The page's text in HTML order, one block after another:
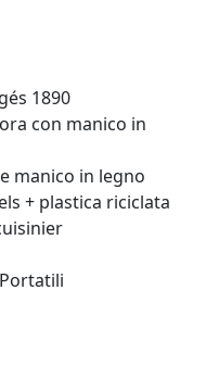
1890
con manico in
manico in legno
+ plastica riciclata